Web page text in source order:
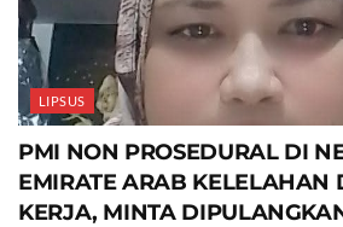
LIPSUS
PMI NON PROSEDURAL DI
EMIRATE ARAB KELELAHAN
KERJA, MINTA